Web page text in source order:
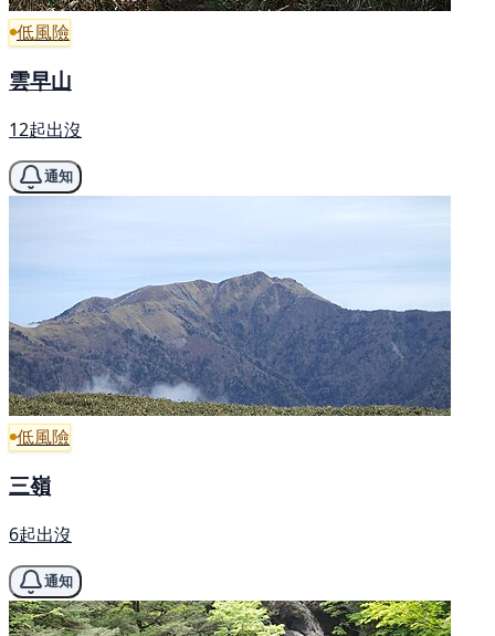
低風險
雲早山
12起出沒
通知
低風險
三嶺
6起出沒
通知